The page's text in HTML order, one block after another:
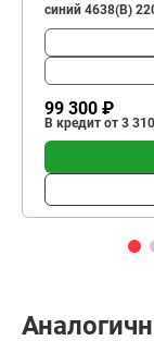
синий 4638(B)
99 300 ₽
В кредит от 3